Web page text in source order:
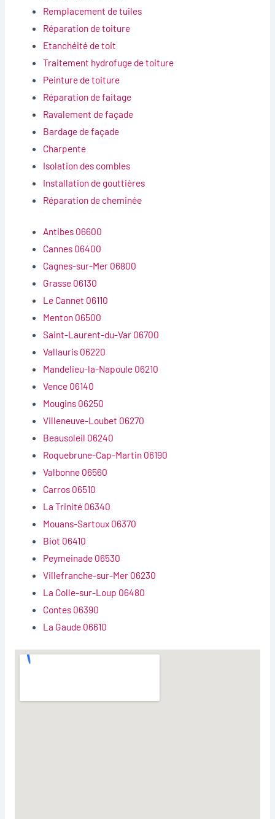
Remplacement de tuiles
Réparation de toiture
Etanchéité de toit
Traitement hydrofuge de toiture
Peinture de toiture
Réparation de faitage
Ravalement de façade
Bardage de façade
Charpente
Isolation des combles
Installation de gouttières
Réparation de cheminée
Antibes 06600
Cannes 06400
Cagnes-sur-Mer 06800
Grasse 06130
Le Cannet 06110
Menton 06500
Saint-Laurent-du-Var 06700
Vallauris 06220
Mandelieu-la-Napoule 06210
Vence 06140
Mougins 06250
Villeneuve-Loubet 06270
Beausoleil 06240
Roquebrune-Cap-Martin 06190
Valbonne 06560
Carros 06510
La Trinité 06340
Mouans-Sartoux 06370
Biot 06410
Peymeinade 06530
Villefranche-sur-Mer 06230
La Colle-sur-Loup 06480
Contes 06390
La Gaude 06610